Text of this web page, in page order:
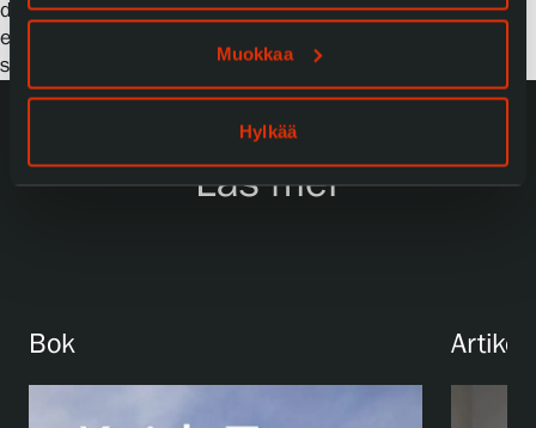
Muokkaa
Hylkää
de informationssystem, fysiska processer och sociala och
estetiska impulser vi möter i vardagen skapar konstverk
som var och en är sin egen unika individ.
Läs mer
Bok Artikel